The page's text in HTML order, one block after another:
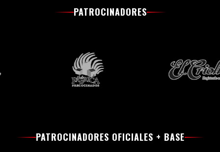
PATROCINADORES
PATROCINADORES OFICIALES + BASE